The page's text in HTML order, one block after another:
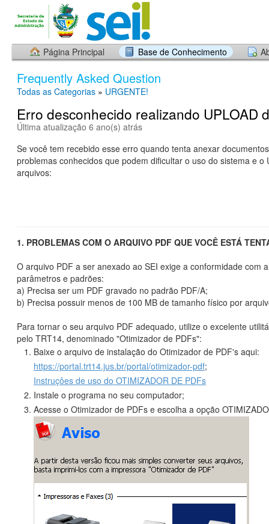
Página Principal Base de Conhecimento
Frequently Asked Question
Todas as Categorias » URGENTE!
Erro desconhecido realizando UPLOAD
Última atualização 6 ano(s) atrás
Se você tem recebido esse erro quando tenta anexar
problemas conhecidos que podem dificultar o uso do sistema e o
arquivos:
1. PROBLEMAS COM O ARQUIVO PDF QUE VOCÊ ESTÁ
O arquivo PDF a ser anexado ao SEI exige a conformidade com
parâmetros e padrões:
a) Precisa ser um PDF gravado no padrão PDF/A;
b) Precisa possuir menos de 100 MB de tamanho físico por
Para tornar o seu arquivo PDF adequado, utilize o excelente
pelo TRT14, denominado "Otimizador de PDFs":
Baixe o arquivo de instalação do Otimizador de PDF's aqui:
https://portal.trt14.jus.br/portal/otimizador-pdf;
Instruçôes de uso do OTIMIZADOR DE PDFs
Instale o programa no seu computador;
Acesse o Otimizador de PDFs e escolha a opção